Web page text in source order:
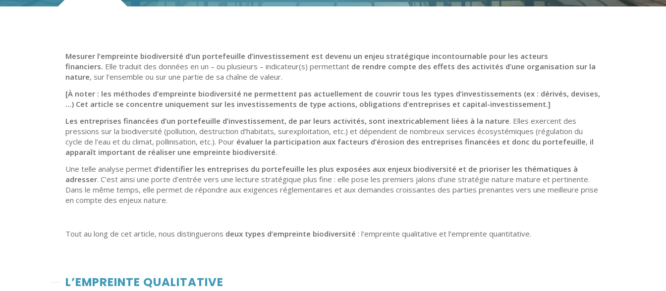
Mesurer l’empreinte biodiversité d’un portefeuille d’investissement est devenu un enjeu stratégique incontournable pour les acteurs
financiers. Elle traduit des données en un – ou plusieurs – indicateur(s) permettant de rendre compte des effets des activités d’une organisation sur la
nature, sur l’ensemble ou sur une partie de sa chaîne de valeur.
[À noter : les méthodes d’empreinte biodiversité ne permettent pas actuellement de couvrir tous les types d’investissements (ex : dérivés, devises,
…) Cet article se concentre uniquement sur les investissements de type actions, obligations d’entreprises et capital-investissement.]
Les entreprises financées d’un portefeuille d’investissement, de par leurs activités, sont inextricablement liées à la nature. Elles exercent des
pressions sur la biodiversité (pollution, destruction d’habitats, surexploitation, etc.) et dépendent de nombreux services écosystémiques (régulation du
cycle de l’eau et du climat, pollinisation, etc.). Pour évaluer la participation aux facteurs d’érosion des entreprises financées et donc du portefeuille, il
apparaît important de réaliser une empreinte biodiversité.
Une telle analyse permet d’identifier les entreprises du portefeuille les plus exposées aux enjeux biodiversité et de prioriser les thématiques à
adresser. C’est ainsi une porte d’entrée vers une lecture stratégique plus fine : elle pose les premiers jalons d’une stratégie nature mature et pertinente.
Dans le même temps, elle permet de répondre aux exigences réglementaires et aux demandes croissantes des parties prenantes vers une meilleure prise
en compte des enjeux nature.
Tout au long de cet article, nous distinguerons deux types d’empreinte biodiversité : l’empreinte qualitative et l’empreinte quantitative.
L’EMPREINTE QUALITATIVE